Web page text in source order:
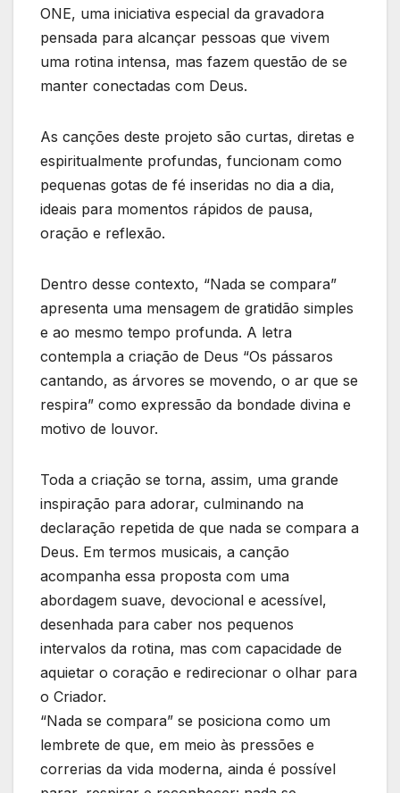
ONE, uma iniciativa especial da gravadora
pensada para alcançar pessoas que vivem
uma rotina intensa, mas fazem questão de se
manter conectadas com Deus.
As canções deste projeto são curtas, diretas e
espiritualmente profundas, funcionam como
pequenas gotas de fé inseridas no dia a dia,
ideais para momentos rápidos de pausa,
oração e reflexão.
Dentro desse contexto, “Nada se compara”
apresenta uma mensagem de gratidão simples
e ao mesmo tempo profunda. A letra
contempla a criação de Deus “Os pássaros
cantando, as árvores se movendo, o ar que se
respira” como expressão da bondade divina e
motivo de louvor.
Toda a criação se torna, assim, uma grande
inspiração para adorar, culminando na
declaração repetida de que nada se compara a
Deus. Em termos musicais, a canção
acompanha essa proposta com uma
abordagem suave, devocional e acessível,
desenhada para caber nos pequenos
intervalos da rotina, mas com capacidade de
aquietar o coração e redirecionar o olhar para
o Criador.
“Nada se compara” se posiciona como um
lembrete de que, em meio às pressões e
correrias da vida moderna, ainda é possível